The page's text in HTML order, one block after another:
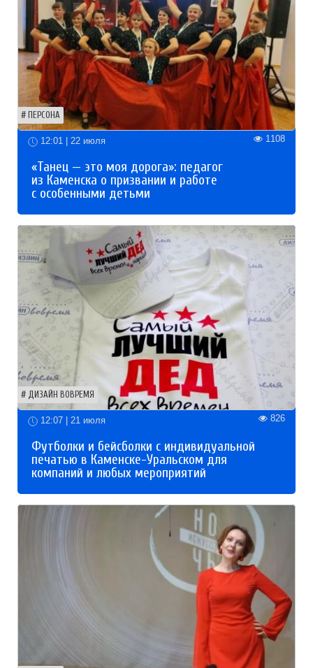
ПЕРСОНА
12:01 | 22 июля 1108
«Танец — это моя дорога»: педагог
из Каменска о призвании и работе
с особенными детьми
ДИЗАЙН ВОВРЕМЯ
12:07 | 21 июля 826
Футболки и бейсболки с индивидуальной
печатью в Каменске-Уральском для
компаний и любых мероприятий